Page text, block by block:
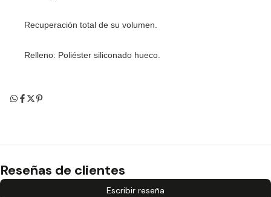
Recuperación total de su volumen.
Relleno: Poliéster siliconado hueco.
Reseñas de clientes
Escribir reseña